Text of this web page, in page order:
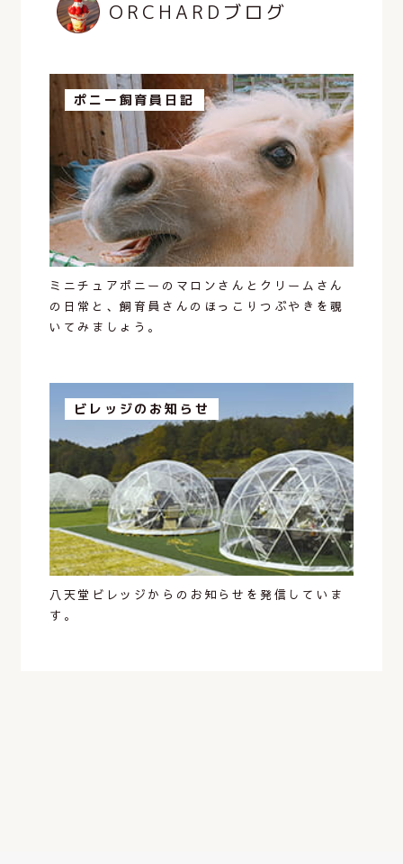
ORCHARDブログ
ポニー飼育員日記
ミニチュアポニーのマロンさんとクリームさん
の日常と、飼育員さんのほっこりつぶやきを覗
いてみましょう。
ビレッジのお知らせ
八天堂ビレッジからのお知らせを発信していま
す。